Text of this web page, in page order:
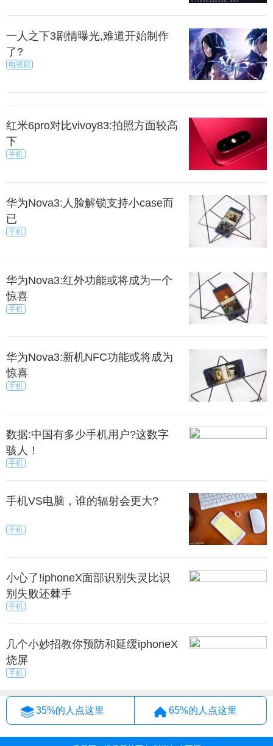
一人之下3剧情曝光,难道开始制作
了?
电视剧
红米6pro对比vivoy83:拍照方面较高
下
手机
华为Nova3:人脸解锁支持小case而
已
手机
华为Nova3:红外功能或将成为一个
惊喜
手机
华为Nova3:新机NFC功能或将成为
惊喜
手机
数据:中国有多少手机用户?这数字
骇人！
手机
手机VS电脑，谁的辐射会更大?
手机
小心了!iphoneX面部识别失灵比识
别失败还棘手
手机
几个小妙招教你预防和延缓iphoneX
烧屏
手机
35%的人点这里 65%的人点这里